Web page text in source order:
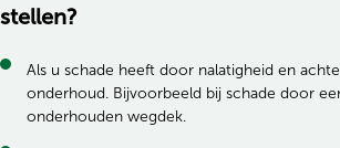
stellen?
Als u schade heeft door nalatigheid en
onderhoud. Bijvoorbeeld bij schade door
onderhouden wegdek.